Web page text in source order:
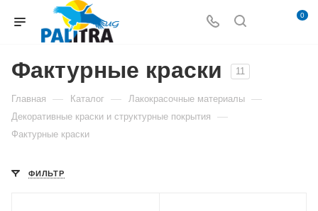
0
Фактурные краски 11
Главная — Каталог — Лакокрасочные материалы —
Декоративные краски и структурные покрытия —
Фактурные краски
ФИЛЬТР